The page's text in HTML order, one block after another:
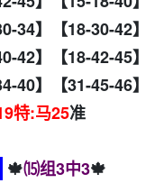
34】【18-30-42】
42】【18-42-45】
40】【31-45-46】
特:马25准
🍁⒂组3中3🍁